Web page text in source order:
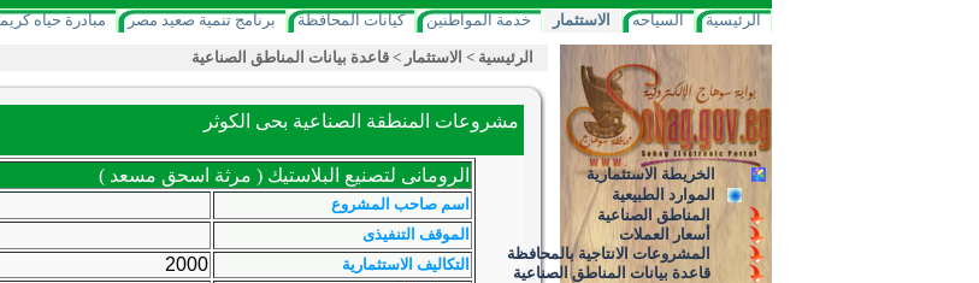
الرئيسية السياحه الاستثمار خدمة المواطنين كيانات المحافظة برنامج تنمية صعيد مصر مبادرة حياه
الخريطة الاستثمارية
الموارد الطبيعية
المناطق الصناعية
أسعار العملات
المشروعات الانتاجية بالمحافظة
قاعدة بيانات المناطق الصناعية
الرئيسية > الاستثمار > قاعدة بيانات المناطق الصناعية
مشروعات المنطقة الصناعية بحى الكوثر
الرومانى لتصنيع البلاستيك ( مرثة اسحق مسعد )
اسم صاحب المشروع
الموقف التنفيذى
التكاليف الاستثمارية 2000